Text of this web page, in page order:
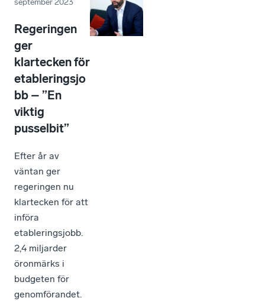
september 2023
Regeringen
ger
klartecken för
etableringsjo
bb – ”En
viktig
pusselbit”
Efter år av
väntan ger
regeringen nu
klartecken för att
införa
etableringsjobb.
2,4 miljarder
öronmärks i
budgeten för
genomförandet.